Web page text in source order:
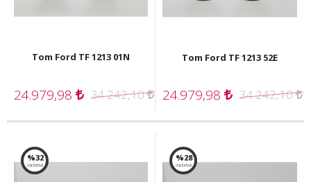
Tom Ford TF 1213 01N
24.979,98 34.242,10
Tom Ford TF 1213 52E
24.979,98 34.242,10
%32
İNDİRİM!
%28
İNDİRİM!